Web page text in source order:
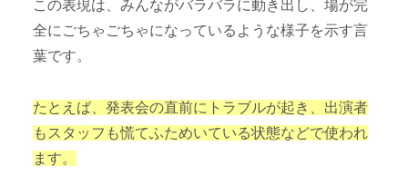
この表現は、みんながバラバラに動き出し、場が完
全にごちゃごちゃになっているような様子を示す言
葉です。
たとえば、発表会の直前にトラブルが起き、出演者
もスタッフも慌てふためいている状態などで使われ
ます。